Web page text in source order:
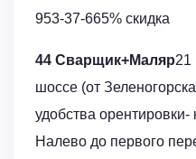
953-37-665% скидка
44 Сварщик+Маляр21
шоссе (от
удобства
Налево до первого